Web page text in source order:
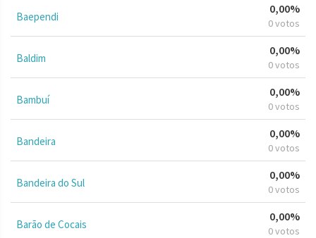
Baependi
0,00%
0 votos
Baldim
0,00%
0 votos
Bambuí
0,00%
0 votos
Bandeira
0,00%
0 votos
Bandeira do Sul
0,00%
0 votos
Barão de Cocais
0,00%
0 votos